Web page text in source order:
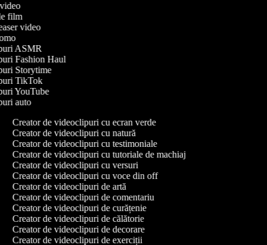
film
video
ASMR
Fashion Haul
Storytime
TikTok
YouTube
auto
Creator de videoclipuri cu ecran verde
Creator de videoclipuri cu natură
Creator de videoclipuri cu testimoniale
Creator de videoclipuri cu tutoriale de machiaj
Creator de videoclipuri cu versuri
Creator de videoclipuri cu voce din off
Creator de videoclipuri de artă
Creator de videoclipuri de comentariu
Creator de videoclipuri de curățenie
Creator de videoclipuri de călătorie
Creator de videoclipuri de decorare
Creator de videoclipuri de exerciții